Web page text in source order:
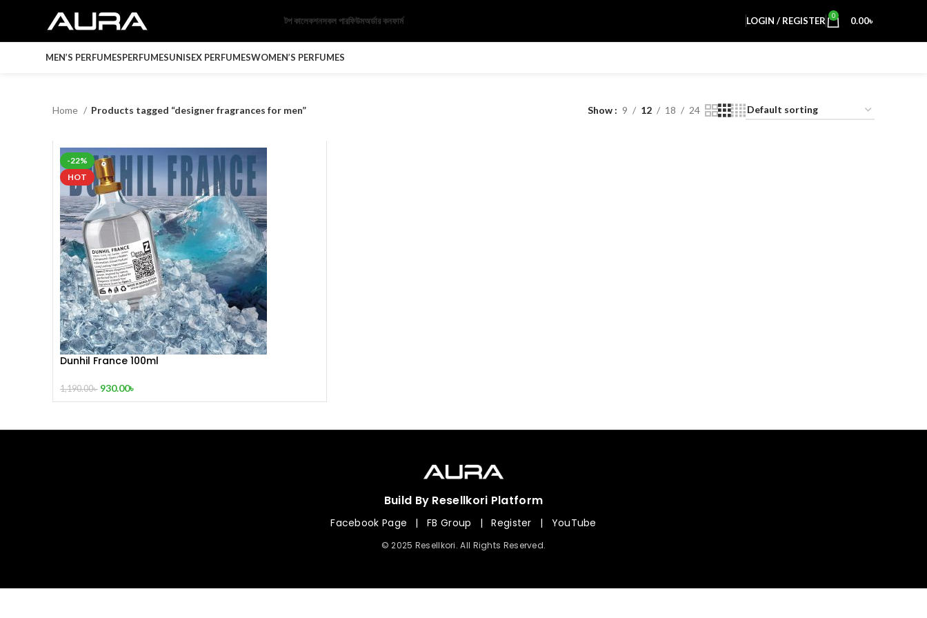
টপ কালেকশনসকল পারফিউমঅর্ডার কনফার্ম LOGIN / REGISTER 0 0.00৳
MEN’S PERFUMESPERFUMESUNISEX PERFUMESWOMEN’S PERFUMES
Home Products tagged “designer fragrances for men” Show 9 12 18 24
-22%
HOT
Dunhil France 100ml
1,190.00৳ 930.00৳
Build By Resellkori Platform
Facebook Page | FB Group | Register | YouTube
© 2025 Resellkori. All Rights Reserved.